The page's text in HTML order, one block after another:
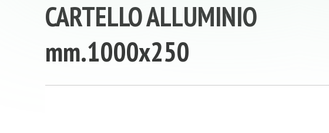
CARTELLO ALLUMINIO
mm.1000x250